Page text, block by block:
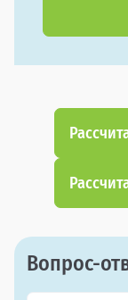
Вопрос-